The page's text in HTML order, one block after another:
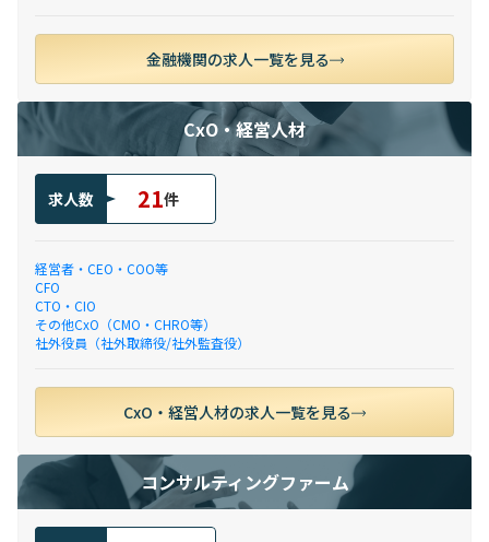
金融機関の求人一覧を見る
CxO・経営人材
求人数 21件
経営者・CEO・COO等
CFO
CTO・CIO
その他CxO（CMO・CHRO等）
社外役員（社外取締役/社外監査役）
CxO・経営人材の求人一覧を見る
コンサルティングファーム